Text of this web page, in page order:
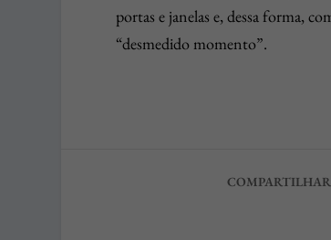
portas e janelas e, dessa forma,
“desmedido momento”.